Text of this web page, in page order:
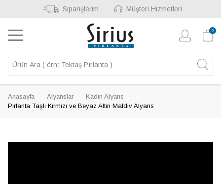
Siparişlerim Müşteri Hizmetleri
0
Anasayfa Alyanslar
Kadın Alyans
Pırlanta Taşlı Kırmızı ve Beyaz Altın Maldiv Alyans